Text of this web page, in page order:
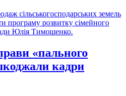
сільськогосподарських земель
програму розвитку сімейного
Юлія Тимошенко.
«пального
кадри